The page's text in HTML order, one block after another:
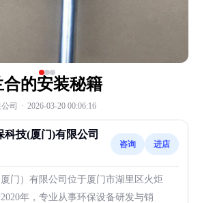
的安装秘籍
司 · 2026-03-20 00:06:16
科技(厦门)有限公司
咨询 进店
门）有限公司位于厦门市湖里区火炬
年，专业从事环保设备研发与销